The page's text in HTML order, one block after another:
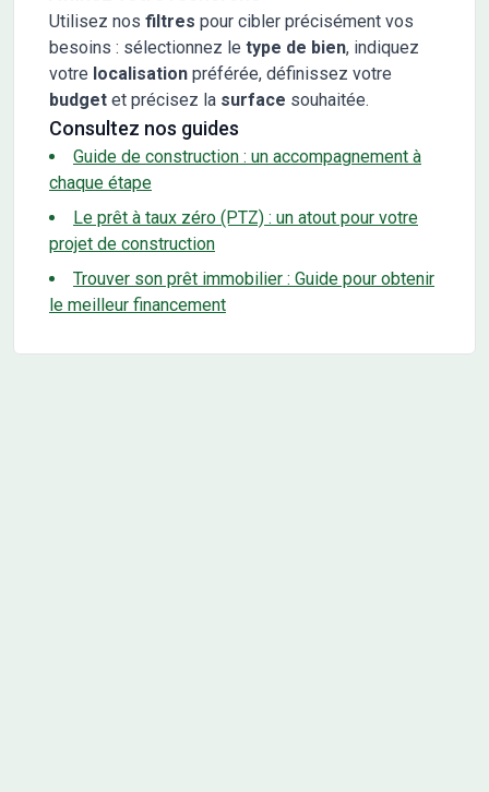
Utilisez nos filtres pour cibler précisément vos
besoins : sélectionnez le type de bien, indiquez
votre localisation préférée, définissez votre
budget et précisez la surface souhaitée.
Consultez nos guides
Guide de construction : un accompagnement à
chaque étape
Le prêt à taux zéro (PTZ) : un atout pour votre
projet de construction
Trouver son prêt immobilier : Guide pour obtenir
le meilleur financement